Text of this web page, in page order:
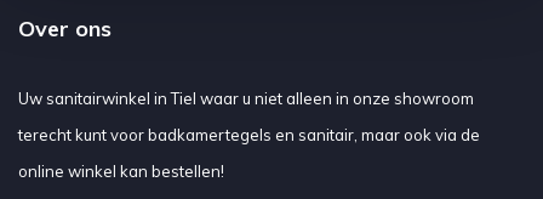
Over ons
Uw sanitairwinkel in Tiel waar u niet alleen in onze showroom
terecht kunt voor badkamertegels en sanitair, maar ook via de
online winkel kan bestellen!